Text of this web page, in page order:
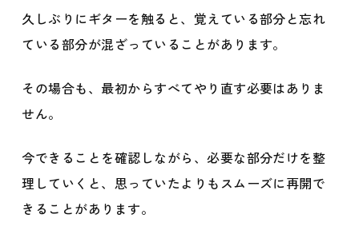
久しぶりにギターを触ると、覚えている部分と忘れ
ている部分が混ざっていることがあります。
その場合も、最初からすべてやり直す必要はありま
せん。
今できることを確認しながら、必要な部分だけを整
理していくと、思っていたよりもスムーズに再開で
きることがあります。